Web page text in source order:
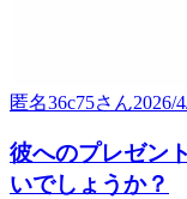
匿名36c75さん2026/
彼へのプレゼン
いでしょうか？